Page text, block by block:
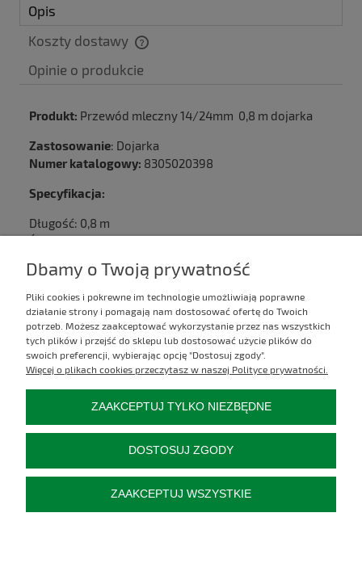
Opis
Koszty dostawy
Cena nie zawiera ewentualnych kosztów płatności
Produkt: Przewód mleczny 14/24mm 0,8 m dojarka
Zastosowanie: Dojarka
Numer katalogowy: 8305020398
Specyfikacja:
Długość: 0,8 m
Średnica zewnętrzna: 24 mm
Kontakt
Informacje
Moje konto
Płatności i dostawa
Pozostałe
O firmie
Dbamy o Twoją prywatność
Pliki cookies i pokrewne im technologie umożliwiają poprawne
działanie strony i pomagają nam dostosować ofertę do Twoich
potrzeb. Możesz zaakceptować wykorzystanie przez nas wszystkich
tych plików i przejść do sklepu lub dostosować użycie plików do
swoich preferencji, wybierając opcję "Dostosuj zgody".
Więcej o plikach cookies przeczytasz w naszej Polityce prywatności.
ZAAKCEPTUJ TYLKO NIEZBĘDNE
DOSTOSUJ ZGODY
ZAAKCEPTUJ WSZYSTKIE